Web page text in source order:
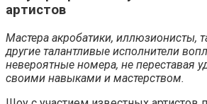
артистов
Мастера акробатики, иллюзионисты,
другие талантливые исполнители
невероятные номера, не переставая
своими навыками и мастерством.